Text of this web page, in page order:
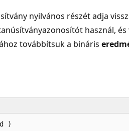
nyilvános részét adja
használ,
továbbítsuk a bináris